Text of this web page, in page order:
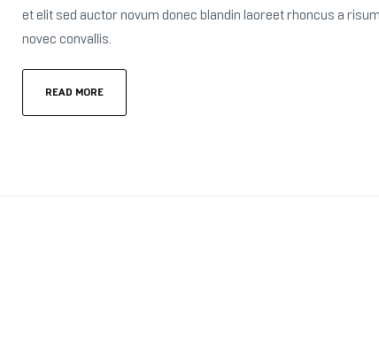
et elit sed auctor novum donec blandin laoreet rhoncus a risum
novec convallis.
READ MORE